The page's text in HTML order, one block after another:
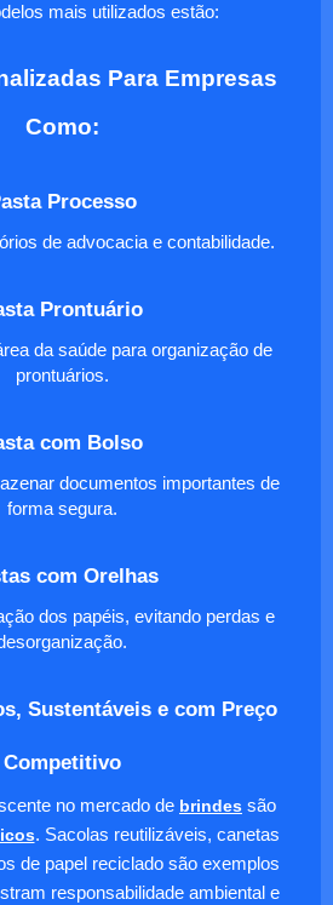
mais utilizados estão:
Para Empresas
Como:
Processo
de advocacia e contabilidade.
Prontuário
da saúde para organização de
prontuários.
com Bolso
documentos importantes de
forma segura.
com Orelhas
dos papéis, evitando perdas e
Sustentáveis e com Preço
Competitivo
no mercado de brindes são
. Sacolas reutilizáveis, canetas
de papel reciclado são exemplos
responsabilidade ambiental e